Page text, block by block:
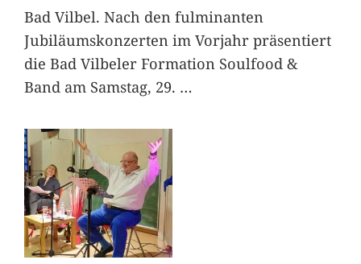
Bad Vilbel. Nach den fulminanten
Jubiläumskonzerten im Vorjahr präsentiert
die Bad Vilbeler Formation Soulfood &
Band am Samstag, 29. …